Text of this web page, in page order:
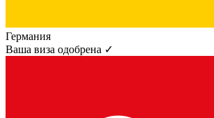
Германия
Ваша виза одобрена ✓